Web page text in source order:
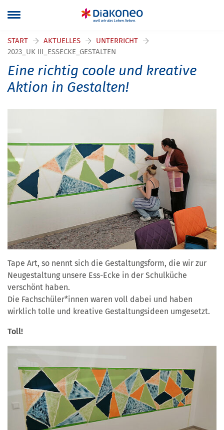
START AKTUELLES
UNTERRICHT
2023_UK III_ESSECKE_GESTALTEN
Eine richtig coole und kreative
Aktion in Gestalten!
Tape Art, so nennt sich die Gestaltungsform, die wir zur
Neugestaltung unsere Ess-Ecke in der Schulküche
verschönt haben.
Die Fachschüler*innen waren voll dabei und haben
wirklich tolle und kreative Gestaltungsideen umgesetzt.
Toll!